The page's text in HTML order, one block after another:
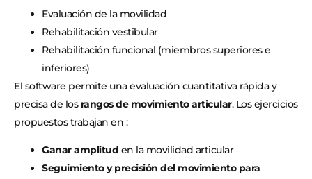
Evaluación de la movilidad
Rehabilitación vestibular
Rehabilitación funcional (miembros superiores e
inferiores)
El software permite una evaluación cuantitativa rápida y
precisa de los rangos de movimiento articular. Los ejercicios
propuestos trabajan en :
Ganar amplitud en la movilidad articular
Seguimiento y precisión del movimiento para